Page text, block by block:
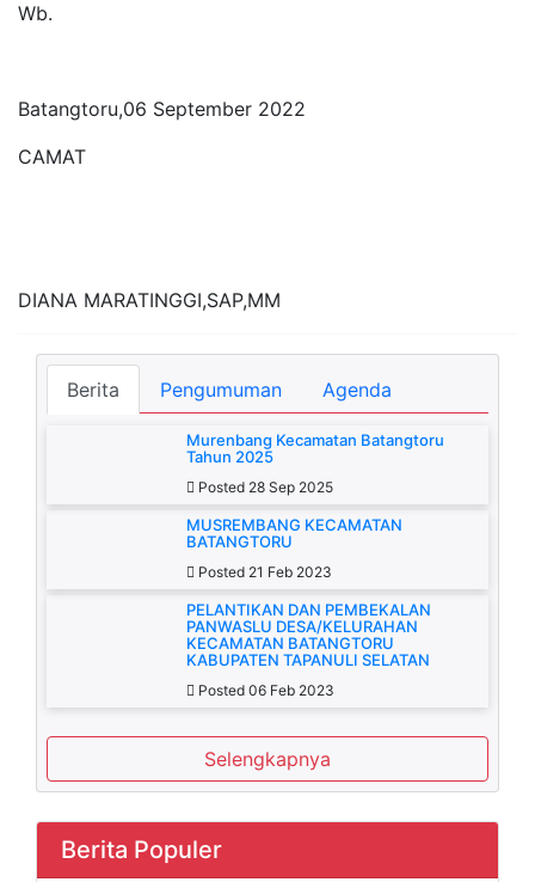
Wb.
Batangtoru,06 September 2022
CAMAT
DIANA MARATINGGI,SAP,MM
Berita Pengumuman Agenda
Murenbang Kecamatan Batangtoru
Tahun 2025
Posted 28 Sep 2025
MUSREMBANG KECAMATAN
BATANGTORU
Posted 21 Feb 2023
PELANTIKAN DAN PEMBEKALAN
PANWASLU DESA/KELURAHAN
KECAMATAN BATANGTORU
KABUPATEN TAPANULI SELATAN
Posted 06 Feb 2023
Selengkapnya
Berita Populer